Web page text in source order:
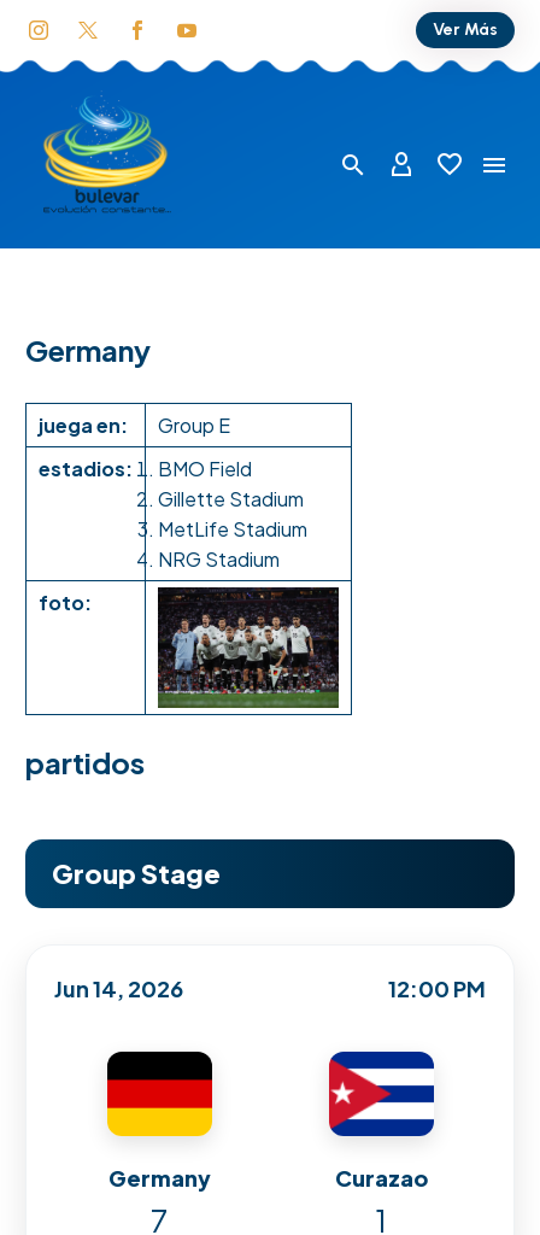
Ver Más
Germany
juega en:
Group E
estadios:
BMO Field
Gillette Stadium
MetLife Stadium
NRG Stadium
foto:
partidos
Group Stage
Jun 14, 2026 12:00 PM
Germany Curazao
7 1